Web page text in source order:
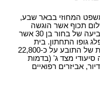
המחוזי בבאר שבע,
תכוף אשר הוגשה
לאחר תאונת אופנוע קשה. מדובר בתביעה של בחור בן 30 אשר
גופו התחתון. בית
המשפט העמיד את הוצאותיו הרפואיות של התובע על כ-22,800
סיעודי מצד ג' (בדמות
אביזרים רפואיים